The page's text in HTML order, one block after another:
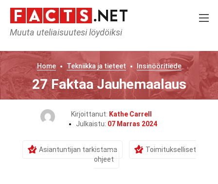
Muuta uteliaisuutesi löydöiksi
Home Tekniikka ja tieteet Insinööritiede
27 Faktaa Jauhemaalaus
Kirjoittanut: Kathe Carrell
Julkaistu: 07 Marras 2024
Asiantuntijan tarkistama
Toimitukselliset
ohjeet